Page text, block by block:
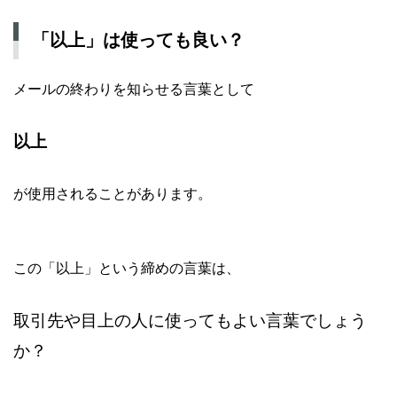
「以上」は使っても良い？
メールの終わりを知らせる言葉として
以上
が使用されることがあります。
この「以上」という締めの言葉は、
取引先や目上の人に使ってもよい言葉でしょう
か？